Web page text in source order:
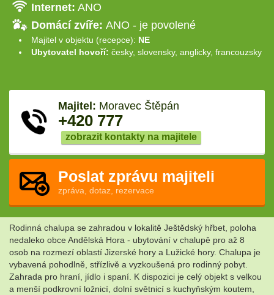
Internet: ANO
Domácí zvíře: ANO - je povolené
Majitel v objektu (recepce): NE
Ubytovatel hovoří: česky, slovensky, anglicky, francouzsky
Majitel: Moravec Štěpán
+420 777
zobrazit kontakty na majitele
Poslat zprávu majiteli
zpráva, dotaz, rezervace
Rodinná chalupa se zahradou v lokalitě Ještědský hřbet, poloha
nedaleko obce Andělská Hora - ubytování v chalupě pro až 8
osob na rozmezí oblastí Jizerské hory a Lužické hory. Chalupa je
vybavená pohodlně, střízlivě a vyzkoušená pro rodinný pobyt.
Zahrada pro hraní, jídlo i spaní. K dispozici je celý objekt s velkou
a menší podkrovní ložnicí, dolní světnicí s kuchyňským koutem,